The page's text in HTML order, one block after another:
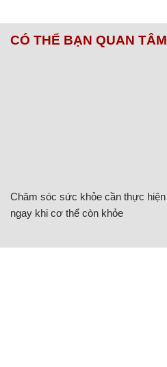
CÓ THỂ BẠN QUAN TÂM
Chăm sóc sức khỏe cần thực hiện
ngay khi cơ thể còn khỏe